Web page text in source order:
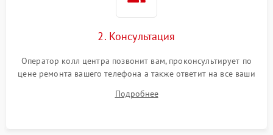
2. Консультация
Оператор колл центра позвонит вам, проконсультирует по
цене ремонта вашего телефона а также ответит на все ваши
Подробнее